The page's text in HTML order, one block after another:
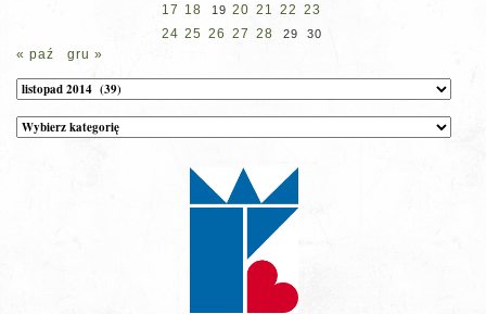
17 18 19 20 21 22 23
24 25 26 27 28 29 30
« paź gru »
Archiwum
Kategorie
wpisów